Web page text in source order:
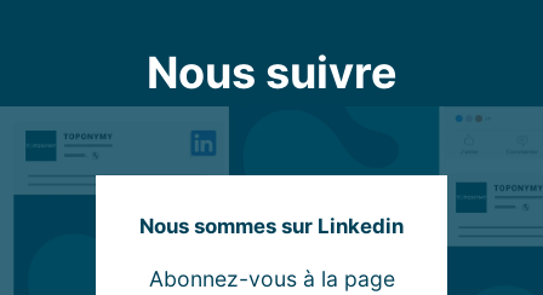
Nous suivre
Nous sommes sur Linkedin
Abonnez-vous à la page